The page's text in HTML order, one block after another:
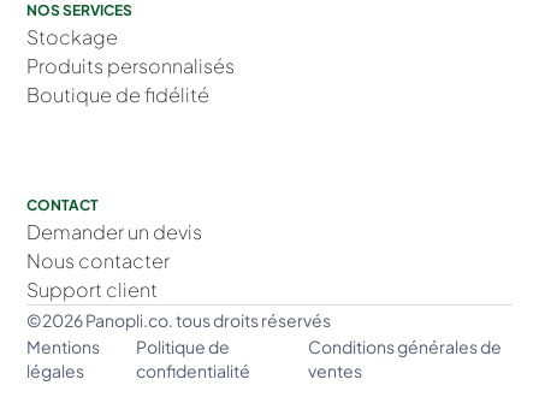
NOS SERVICES
Stockage
Produits personnalisés
Boutique de fidélité
CONTACT
Demander un devis
Nous contacter
Support client
©2026 Panopli.co. tous droits réservés
Mentions
légales
Politique de
confidentialité
Conditions générales de
ventes